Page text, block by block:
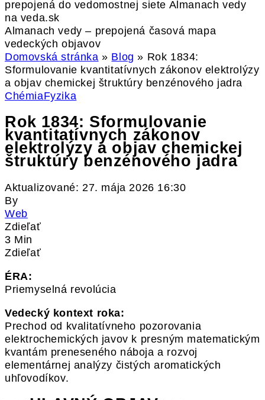
Almanach vedy – prepojená časová mapa
vedeckých objavov
Domovská stránka » Blog » Rok 1834:
Sformulovanie kvantitatívnych zákonov elektrolýzy
a objav chemickej štruktúry benzénového jadra
ChémiaFyzika
Rok 1834: Sformulovanie
kvantitatívnych zákonov
elektrolýzy a objav chemickej
štruktúry benzénového jadra
Aktualizované: 27. mája 2026 16:30
By
Web
Zdieľať
3 Min
Zdieľať
ÉRA:
Priemyselná revolúcia
Vedecký kontext roka:
Prechod od kvalitatívneho pozorovania
elektrochemických javov k presným matematickým
kvantám preneseného náboja a rozvoj
elementárnej analýzy čistých aromatických
uhľovodíkov.